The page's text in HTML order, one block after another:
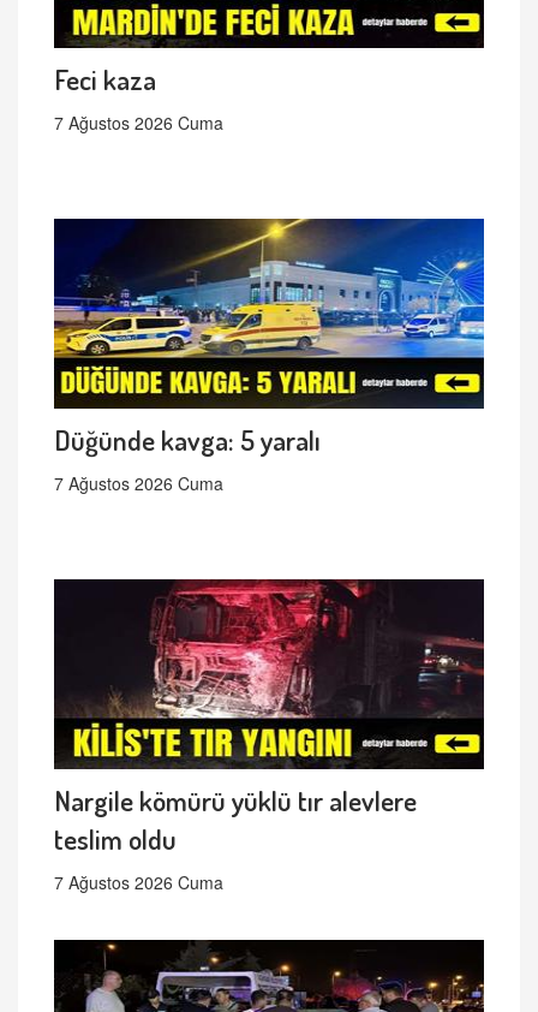
Feci kaza
7 Ağustos 2026 Cuma
Düğünde kavga: 5 yaralı
7 Ağustos 2026 Cuma
Nargile kömürü yüklü tır alevlere
teslim oldu
7 Ağustos 2026 Cuma